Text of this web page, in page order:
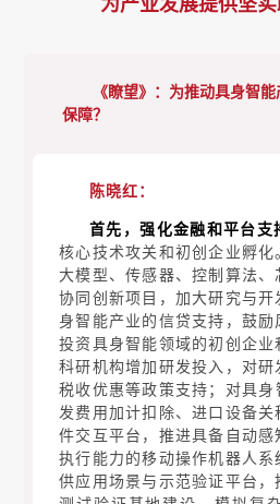
《瞭望》： 为推动具身智
保障？
陈晓红：
首先，强化金融和平台支
核心技术攻关和初创企业孵
大模型、传感器、控制算法
协同创新项目，加大研究与
身智能产业的信贷支持，鼓
投资具身智能领域的初创企
科研机构增加研发投入，对
税收优惠等政策支持；对具
发费用加计扣除、进口设备
件交互平台，推进具备自动
执行能力的移动操作机器人
供应用场景与示范验证平台